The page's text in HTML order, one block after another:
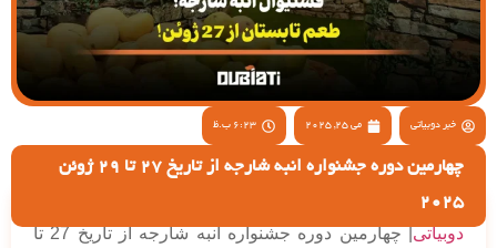
خبر دوبیاتی می 25, 2025 6:23 ب.ظ
چهارمین دوره جشنواره انبه شارجه از تاریخ 27 تا 29 ژوئن
2025
دوبیاتی
| چهارمین دوره جشنواره انبه شارجه از تاریخ 27 تا